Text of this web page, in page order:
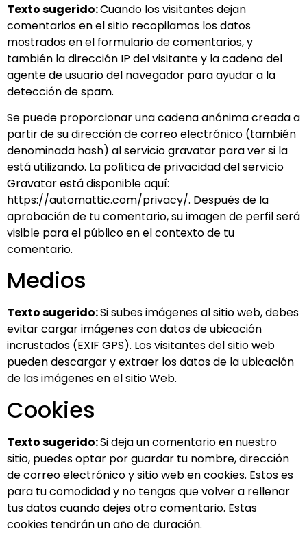
Texto sugerido:Cuando los visitantes dejan
comentarios en el sitio recopilamos los datos
mostrados en el formulario de comentarios, y
también la dirección IP del visitante y la cadena del
agente de usuario del navegador para ayudar a la
detección de spam.
Se puede proporcionar una cadena anónima creada a
partir de su dirección de correo electrónico (también
denominada hash) al servicio gravatar para ver si la
está utilizando. La política de privacidad del servicio
Gravatar está disponible aquí:
https://automattic.com/privacy/. Después de la
aprobación de tu comentario, su imagen de perfil será
visible para el público en el contexto de tu
comentario.
Medios
Texto sugerido:Si subes imágenes al sitio web, debes
evitar cargar imágenes con datos de ubicación
incrustados (EXIF GPS). Los visitantes del sitio web
pueden descargar y extraer los datos de la ubicación
de las imágenes en el sitio Web.
Cookies
Texto sugerido:Si deja un comentario en nuestro
sitio, puedes optar por guardar tu nombre, dirección
de correo electrónico y sitio web en cookies. Estos es
para tu comodidad y no tengas que volver a rellenar
tus datos cuando dejes otro comentario. Estas
cookies tendrán un año de duración.